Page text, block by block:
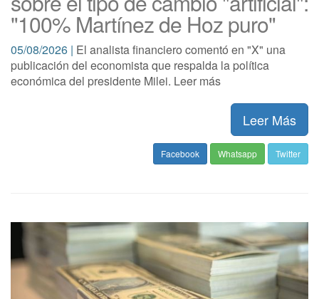
"100% Martínez de Hoz puro"
05/08/2026 | El analista financiero comentó en "X" una
publicación del economista que respalda la política
económica del presidente Milei. Leer más
Leer Más
Facebook Whatsapp Twitter